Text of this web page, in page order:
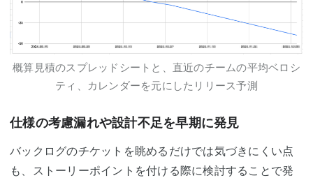
概算見積のスプレッドシートと、直近のチームの平均ベロシ
ティ、カレンダーを元にしたリリース予測
仕様の考慮漏れや設計不足を早期に発見
バックログのチケットを眺めるだけでは気づきにくい点
も、ストーリーポイントを付ける際に検討することで発